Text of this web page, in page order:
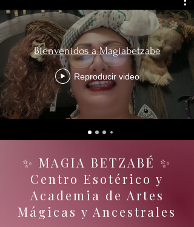
Bienvenidos a Magiabetzabe
Reproducir video
✨ MAGIA BETZABÉ ✨
Centro Esotérico y
Academia de Artes
Mágicas y Ancestrales